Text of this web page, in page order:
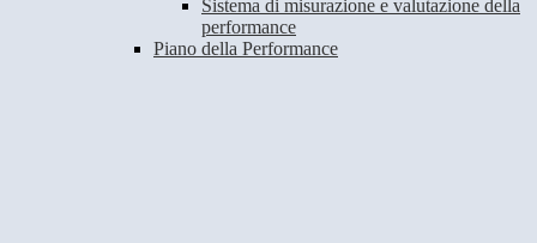
Sistema di misurazione e valutazione della
performance
Piano della Performance